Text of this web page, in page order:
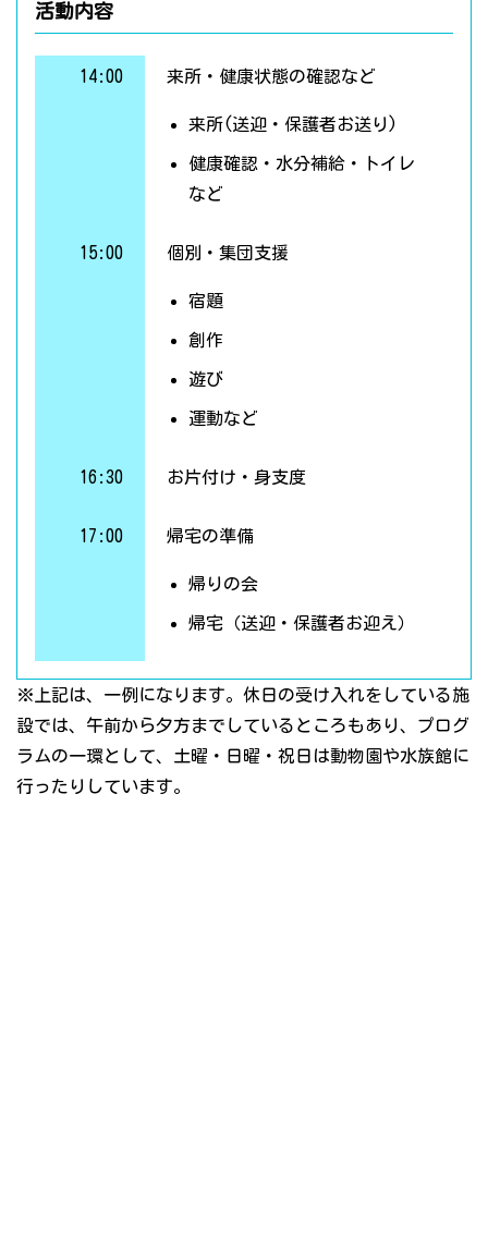
活動内容
14:00 来所・健康状態の確認など
来所(送迎・保護者お送り)
健康確認・水分補給・トイレ
など
15:00 個別・集団支援
宿題
創作
遊び
運動など
16:30 お片付け・身支度
17:00 帰宅の準備
帰りの会
帰宅（送迎・保護者お迎え）
※上記は、一例になります。休日の受け入れをしている施
設では、午前から夕方までしているところもあり、プログ
ラムの一環として、土曜・日曜・祝日は動物園や水族館に
行ったりしています。